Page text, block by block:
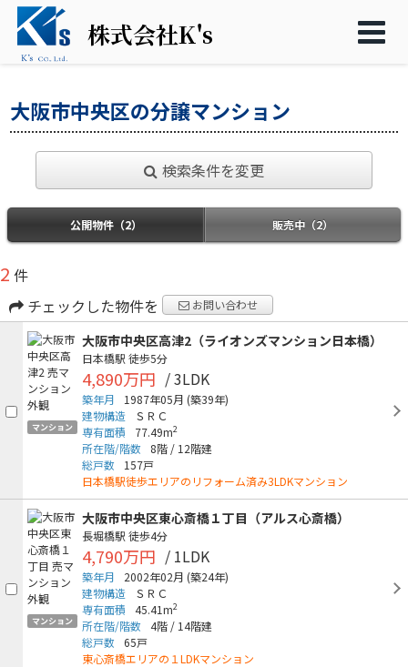
株式会社K's
大阪市中央区の分譲マンション
検索条件を変更
公開物件（2） 販売中（2）
2 件
チェックした物件を
お問い合わせ
マンション
大阪市中央区高津2（ライオンズマンション日本橋）
日本橋駅 徒歩5分
4,890万円 / 3LDK
築年月 1987年05月 (築39年)
建物構造
ＳＲＣ
専有面積
77.49m2
所在階/階数 8階 / 12階建
総戸数
157戸
日本橋駅徒歩エリアのリフォーム済み3LDKマンション
マンション
大阪市中央区東心斎橋１丁目（アルス心斎橋）
長堀橋駅 徒歩4分
4,790万円 / 1LDK
築年月 2002年02月 (築24年)
建物構造
ＳＲＣ
専有面積
45.41m2
所在階/階数 4階 / 14階建
総戸数 65戸
東心斎橋エリアの１LDKマンション